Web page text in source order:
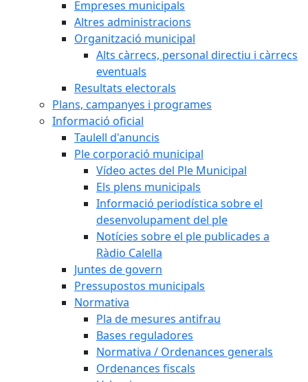
Empreses municipals
Altres administracions
Organització municipal
Alts càrrecs, personal directiu i càrrecs
eventuals
Resultats electorals
Plans, campanyes i programes
Informació oficial
Taulell d'anuncis
Ple corporació municipal
Vídeo actes del Ple Municipal
Els plens municipals
Informació periodística sobre el
desenvolupament del ple
Notícies sobre el ple publicades a
Ràdio Calella
Juntes de govern
Pressupostos municipals
Normativa
Pla de mesures antifrau
Bases reguladores
Normativa / Ordenances generals
Ordenances fiscals